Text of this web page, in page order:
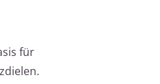
für